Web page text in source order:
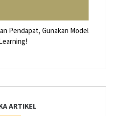
Pendapat, Gunakan Model
ARTIKEL